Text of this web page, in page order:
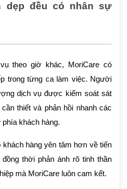
dẹp đều có nhân sự
theo giờ khác, MoriCare có
trong từng ca làm việc. Người
dịch vụ được kiểm soát sát
thiết và phản hồi nhanh các
khách hàng.
hàng yên tâm hơn về tiến
thời phản ánh rõ tinh thần
mà MoriCare luôn cam kết.